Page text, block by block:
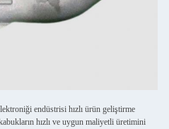
endüstrisi hızlı ürün geliştirme
hızlı ve uygun maliyetli üretimini